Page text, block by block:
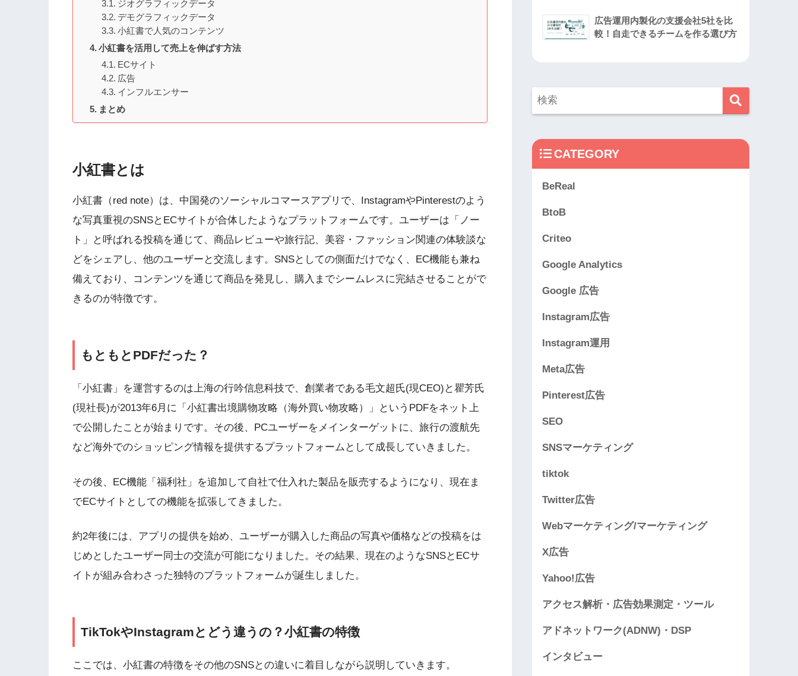
ジオグラフィックデータ
デモグラフィックデータ
小紅書で人気のコンテンツ
小紅書を活用して売上を伸ばす方法
ECサイト
広告
インフルエンサー
まとめ
小紅書とは
小紅書（red note）は、中国発のソーシャルコマースアプリで、InstagramやPinterestのよう
な写真重視のSNSとECサイトが合体したようなプラットフォームです。ユーザーは「ノー
ト」と呼ばれる投稿を通じて、商品レビューや旅行記、美容・ファッション関連の体験談な
どをシェアし、他のユーザーと交流します。SNSとしての側面だけでなく、EC機能も兼ね
備えており、コンテンツを通じて商品を発見し、購入までシームレスに完結させることがで
きるのが特徴です。
もともとPDFだった？
「小紅書」を運営するのは上海の行吟信息科技で、創業者である毛文超氏(現CEO)と瞿芳氏
(現社長)が2013年6月に「小紅書出境購物攻略（海外買い物攻略）」というPDFをネット上
で公開したことが始まりです。その後、PCユーザーをメインターゲットに、旅行の渡航先
など海外でのショッピング情報を提供するプラットフォームとして成長していきました。
その後、EC機能「福利社」を追加して自社で仕入れた製品を販売するようになり、現在ま
でECサイトとしての機能を拡張してきました。
約2年後には、アプリの提供を始め、ユーザーが購入した商品の写真や価格などの投稿をは
じめとしたユーザー同士の交流が可能になりました。その結果、現在のようなSNSとECサ
イトが組み合わさった独特のプラットフォームが誕生しました。
TikTokやInstagramとどう違うの？小紅書の特徴
ここでは、小紅書の特徴をその他のSNSとの違いに着目しながら説明していきます。
広告運用内製化の支援会社5社を比
較！自走できるチームを作る選び方
CATEGORY
BeReal
BtoB
Criteo
Google Analytics
Google 広告
Instagram広告
Instagram運用
Meta広告
Pinterest広告
SEO
SNSマーケティング
tiktok
Twitter広告
Webマーケティング/マーケティング
X広告
Yahoo!広告
アクセス解析・広告効果測定・ツール
アドネットワーク(ADNW)・DSP
インタビュー